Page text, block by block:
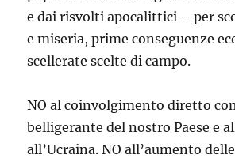
e dai risvolti apocalittici – per
e miseria, prime conseguenze
scellerate scelte di campo.
NO al coinvolgimento diretto
belligerante del nostro Paese e
all’Ucraina. NO all’aumento